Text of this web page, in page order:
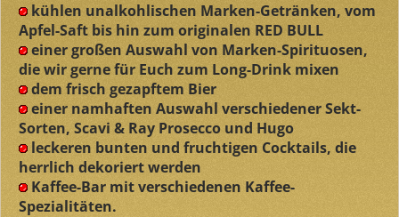
kühlen unalkohlischen Marken-Getränken, vom
Apfel-Saft bis hin zum originalen RED BULL
einer großen Auswahl von Marken-Spirituosen,
die wir gerne für Euch zum Long-Drink mixen
dem frisch gezapftem Bier
einer namhaften Auswahl verschiedener Sekt-
Sorten, Scavi & Ray Prosecco und Hugo
leckeren bunten und fruchtigen Cocktails, die
herrlich dekoriert werden
Kaffee-Bar mit verschiedenen Kaffee-
Spezialitäten.